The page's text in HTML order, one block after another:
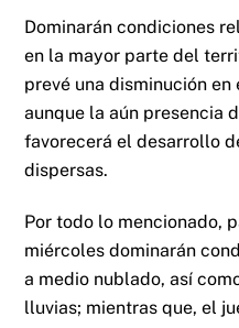
Dominarán condiciones
en la mayor parte del
prevé una disminución
aunque la aún presencia
favorecerá el desarrollo
dispersas.
Por todo lo mencionado,
miércoles dominarán
a medio nublado, así
lluvias; mientras que, el